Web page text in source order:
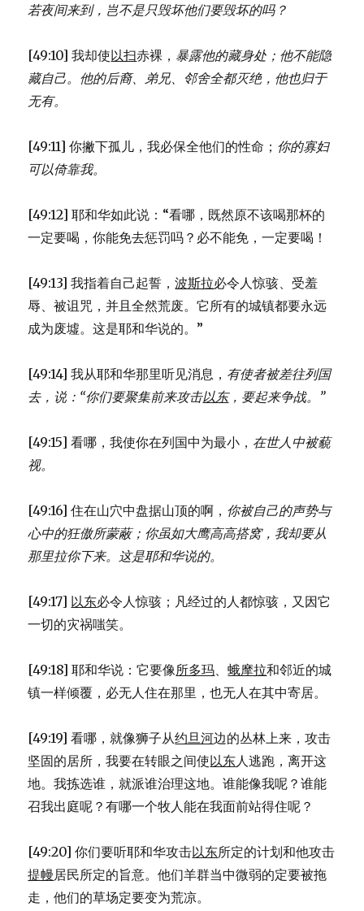
若夜间来到， 岂不是只毁坏他们要毁坏的吗？
[49:10] 我却使以扫赤裸， 暴露他的藏身处； 他不能隐
藏自己。 他的后裔、弟兄、邻舍全都灭绝， 他也归于
无有。
[49:11] 你撇下孤儿，我必保全他们的性命； 你的寡妇
可以倚靠我。
[49:12] 耶和华如此说：“看哪，既然原不该喝那杯的
一定要喝，你能免去惩罚吗？必不能免，一定要喝！
[49:13] 我指着自己起誓，波斯拉必令人惊骇、受羞
辱、被诅咒，并且全然荒废。它所有的城镇都要永远
成为废墟。这是耶和华说的。”
[49:14] 我从耶和华那里听见消息， 有使者被差往列国
去，说： “你们要聚集前来攻击以东， 要起来争战。”
[49:15] 看哪，我使你在列国中为最小， 在世人中被藐
视。
[49:16] 住在山穴中盘据山顶的啊， 你被自己的声势与
心中的狂傲所蒙蔽； 你虽如大鹰高高搭窝， 我却要从
那里拉你下来。 这是耶和华说的。
[49:17] 以东必令人惊骇；凡经过的人都惊骇，又因它
一切的灾祸嗤笑。
[49:18] 耶和华说：它要像所多玛、蛾摩拉和邻近的城
镇一样倾覆，必无人住在那里，也无人在其中寄居。
[49:19] 看哪，就像狮子从约旦河边的丛林上来，攻击
坚固的居所，我要在转眼之间使以东人逃跑，离开这
地。我拣选谁，就派谁治理这地。谁能像我呢？谁能
召我出庭呢？有哪一个牧人能在我面前站得住呢？
[49:20] 你们要听耶和华攻击以东所定的计划和他攻击
提幔居民所定的旨意。他们羊群当中微弱的定要被拖
走，他们的草场定要变为荒凉。